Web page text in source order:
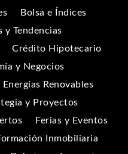
Bolsa e Índices
y Tendencias
Crédito Hipotecario
y Negocios
Energías Renovables
y Proyectos
Ferias y Eventos
Inmobiliaria